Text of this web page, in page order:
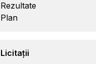
Rezultate
Plan
Licitații